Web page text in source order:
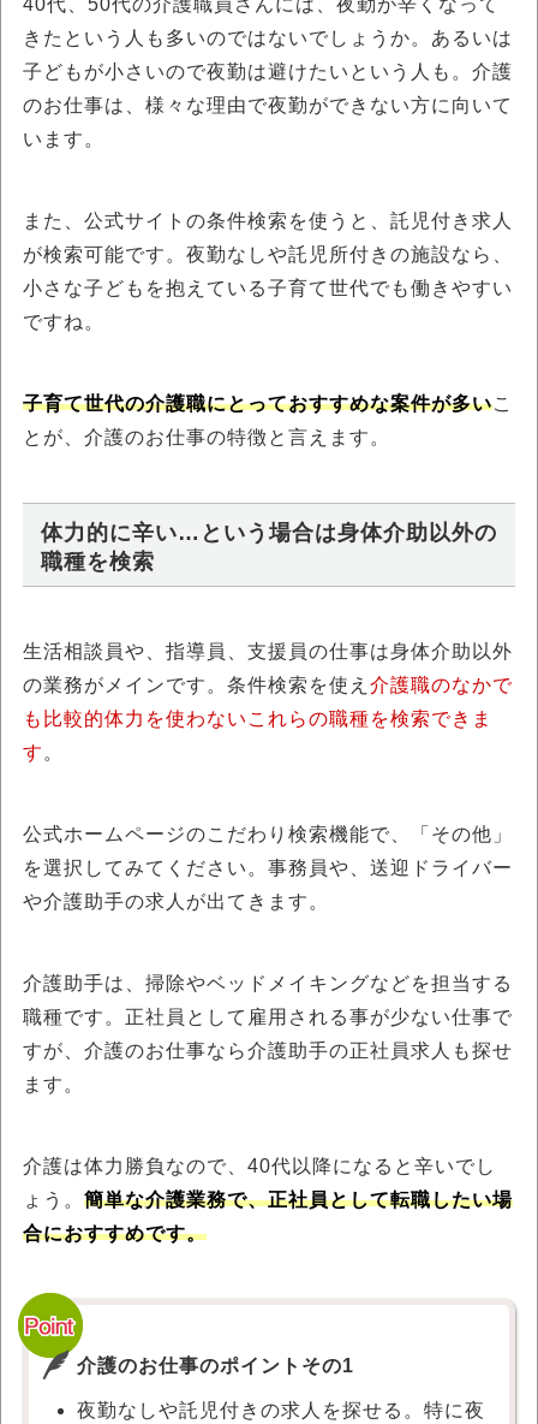
40代、50代の介護職員さんには、夜勤が辛くなって
きたという人も多いのではないでしょうか。あるいは
子どもが小さいので夜勤は避けたいという人も。介護
のお仕事は、様々な理由で夜勤ができない方に向いて
います。
また、公式サイトの条件検索を使うと、託児付き求人
が検索可能です。夜勤なしや託児所付きの施設なら、
小さな子どもを抱えている子育て世代でも働きやすい
ですね。
子育て世代の介護職にとっておすすめな案件が多いこ
とが、介護のお仕事の特徴と言えます。
体力的に辛い…という場合は身体介助以外の
職種を検索
生活相談員や、指導員、支援員の仕事は身体介助以外
の業務がメインです。条件検索を使え 介護職のなかで
も比較的体力を使わないこれらの職種を検索できま
す 。
公式ホームページのこだわり検索機能で、「その他」
を選択してみてください。事務員や、送迎ドライバー
や介護助手の求人が出てきます。
介護助手は、掃除やベッドメイキングなどを担当する
職種です。正社員として雇用される事が少ない仕事で
すが、介護のお仕事なら介護助手の正社員求人も探せ
ます。
介護は体力勝負なので、40代以降になると辛いでし
ょう。 簡単な介護業務で、正社員として転職したい場
合におすすめです。
介護のお仕事のポイントその1
夜勤なしや託児付きの求人を探せる。特に夜